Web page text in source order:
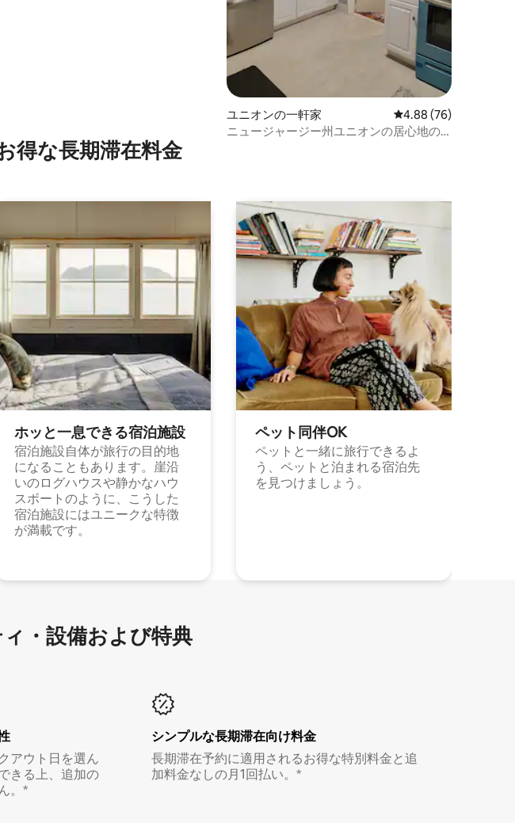
ユニオンの一軒家 レビュー76件、5つ星
4.88 (76)
ニュージャージー州ユニオンの居心地の
得⁠な長⁠期⁠滞⁠在料⁠金
ホッと一⁠息⁠で⁠き⁠る宿⁠泊施⁠設
宿泊施設自体が旅行の目的地
になることもあります。崖沿
いのログハウスや静かなハウ
スボートのように、こうした
宿泊施設にはユニークな特徴
が満載です。
ペット同⁠伴OK
ペットと一緒に旅行できるよ
う、ペットと泊まれる宿泊先
を見つけましょう。
・設⁠備⁠および特⁠典
アウト日を選ん
きる上、追加の
。*
シンプルな長期滞在向け料金
長期滞在予約に適用されるお得な特別料金と追
加料金なしの月1回払い。*